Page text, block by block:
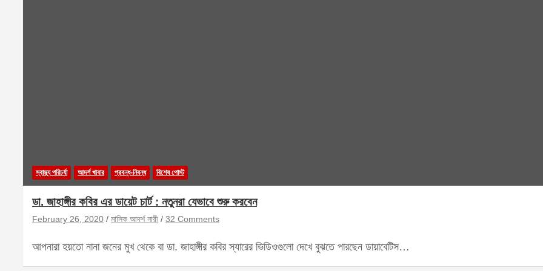
স্বাস্থ্য পরিচর্যা আদর্শ খাবার প্রবন্ধ-নিবন্ধ বিশেষ পোস্ট
ডা. জাহাঙ্গীর কবির এর ডায়েট চার্ট : নতুনরা যেভাবে শুরু করবেন
February 26, 2020 মাসিক আদর্শ নারী 32 Comments
আপনারা হয়তো নানা জনের মুখ থেকে বা ডা. জাহাঙ্গীর কবির স্যারের ভিডিওগুলো দেখে বুঝতে পারছেন ডায়াবেটিস…